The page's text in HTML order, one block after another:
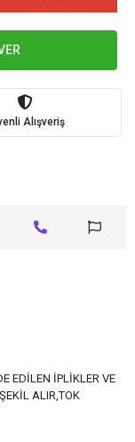
Alışveriş
EDİLEN İPLİKLER VE
ALIR,TOK